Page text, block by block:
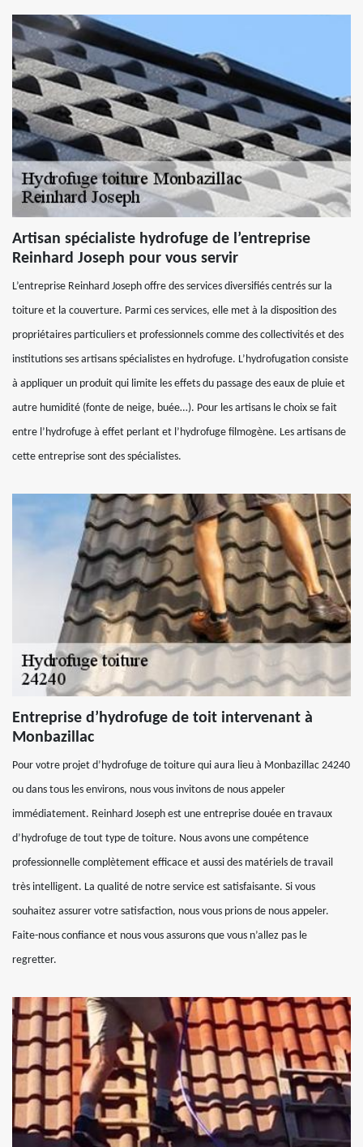
Artisan spécialiste hydrofuge de l’entreprise
Reinhard Joseph pour vous servir
L’entreprise Reinhard Joseph offre des services diversifiés centrés sur la
toiture et la couverture. Parmi ces services, elle met à la disposition des
propriétaires particuliers et professionnels comme des collectivités et des
institutions ses artisans spécialistes en hydrofuge. L’hydrofugation consiste
à appliquer un produit qui limite les effets du passage des eaux de pluie et
autre humidité (fonte de neige, buée…). Pour les artisans le choix se fait
entre l’hydrofuge à effet perlant et l’hydrofuge filmogène. Les artisans de
cette entreprise sont des spécialistes.
Entreprise d’hydrofuge de toit intervenant à
Monbazillac
Pour votre projet d’hydrofuge de toiture qui aura lieu à Monbazillac 24240
ou dans tous les environs, nous vous invitons de nous appeler
immédiatement. Reinhard Joseph est une entreprise douée en travaux
d’hydrofuge de tout type de toiture. Nous avons une compétence
professionnelle complètement efficace et aussi des matériels de travail
très intelligent. La qualité de notre service est satisfaisante. Si vous
souhaitez assurer votre satisfaction, nous vous prions de nous appeler.
Faite-nous confiance et nous vous assurons que vous n’allez pas le
regretter.